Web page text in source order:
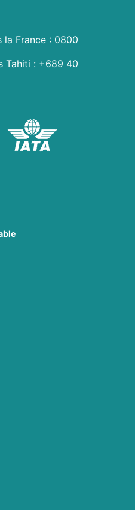
France : 0800
Tahiti : +689 40